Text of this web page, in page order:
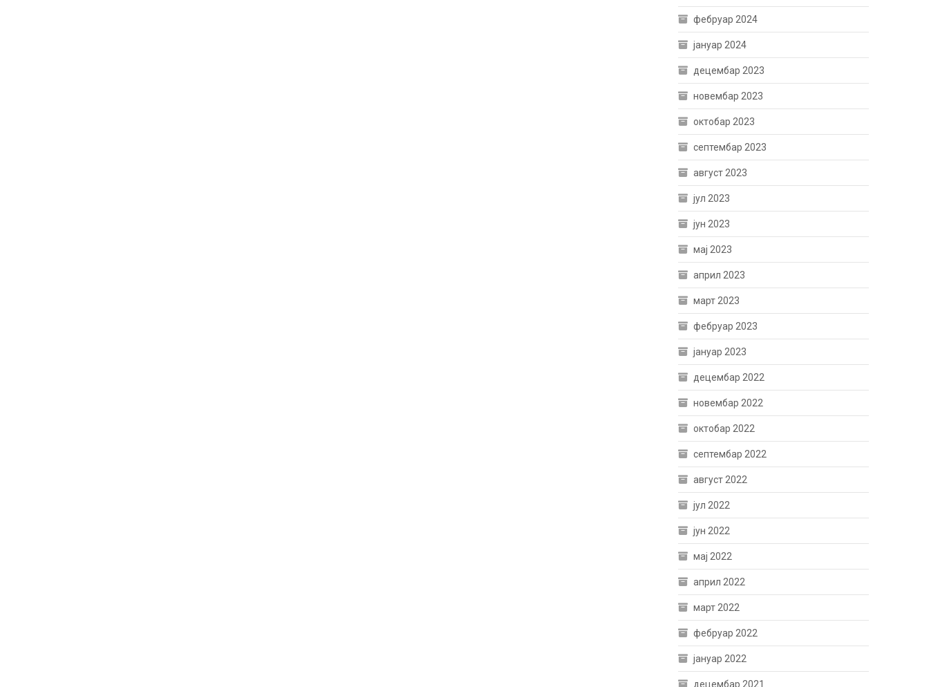
фебруар 2024
јануар 2024
децембар 2023
новембар 2023
октобар 2023
септембар 2023
август 2023
јул 2023
јун 2023
мај 2023
април 2023
март 2023
фебруар 2023
јануар 2023
децембар 2022
новембар 2022
октобар 2022
септембар 2022
август 2022
јул 2022
јун 2022
мај 2022
април 2022
март 2022
фебруар 2022
јануар 2022
децембар 2021